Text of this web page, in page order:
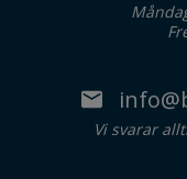
Vi svarar